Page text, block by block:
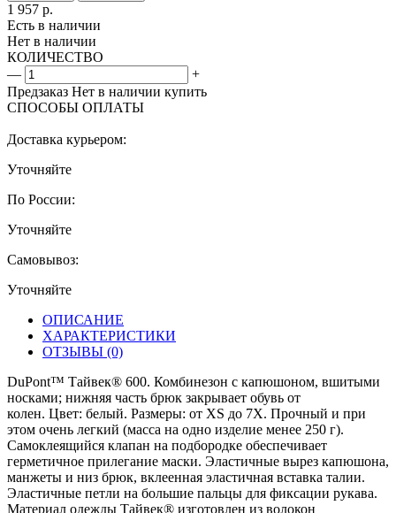
1 957 р.
Есть в наличии
Нет в наличии
КОЛИЧЕСТВО
—
+
Предзаказ Нет в наличии купить
СПОСОБЫ ОПЛАТЫ
Доставка курьером:
Уточняйте
По России:
Уточняйте
Самовывоз:
Уточняйте
ОПИСАНИЕ
ХАРАКТЕРИСТИКИ
ОТЗЫВЫ (0)
DuPont™ Тайвек® 600. Комбинезон с капюшоном, вшитыми
носками; нижняя часть брюк закрывает обувь от
колен. Цвет: белый. Размеры: от XS до 7X. Прочный и при
этом очень легкий (масса на одно изделие менее 250 г).
Самоклеящийся клапан на подбородке обеспечивает
герметичное прилегание маски. Эластичные вырез капюшона,
манжеты и низ брюк, вклеенная эластичная вставка талии.
Эластичные петли на большие пальцы для фиксации рукава.
Материал одежды Тайвек® изготовлен из волокон